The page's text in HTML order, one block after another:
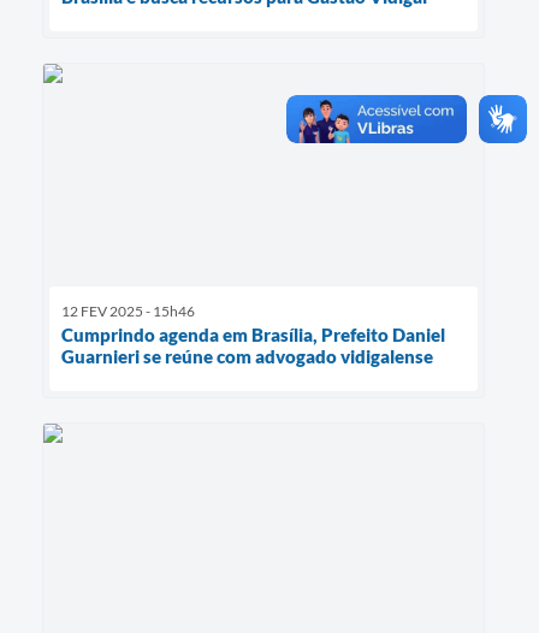
12 FEV 2025 - 15h46
Cumprindo agenda em Brasília, Prefeito Daniel
Guarnieri se reúne com advogado vidigalense